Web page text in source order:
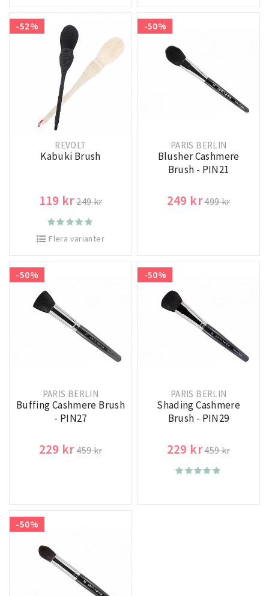
-52%
REVOLT
Kabuki Brush
119 kr249 kr
Flera varianter
-50%
PARIS BERLIN
Blusher Cashmere
Brush - PIN21
249 kr499 kr
-50%
PARIS BERLIN
Buffing Cashmere Brush
- PIN27
229 kr459 kr
-50%
PARIS BERLIN
Shading Cashmere
Brush - PIN29
229 kr459 kr
-50%